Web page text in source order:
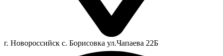
г. Новороссийск с. Борисовка ул.Чапаева 22Б